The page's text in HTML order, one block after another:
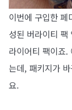
이번에 구입한
성된 버라이티
라이어티 팩이죠.
는데, 패키지가
요.